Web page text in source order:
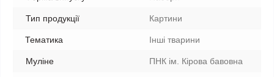
Тип продукції Картини
Тематика Інші тварини
Муліне ПНК ім. Кірова бавовна